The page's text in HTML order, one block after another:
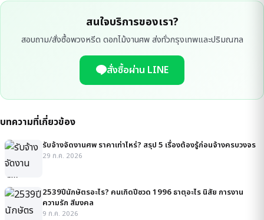
สนใจบริการของเรา?
สอบถาม/สั่งซื้อพวงหรีด ดอกไม้งานศพ ส่งทั่วกรุงเทพและปริมณฑล
สั่งซื้อผ่าน LINE
บทความที่เกี่ยวข้อง
รับจ้างจัดงานศพ ราคาเท่าไหร่? สรุป 5 เรื่องต้องรู้ก่อนจ้างครบวงจร
29 ก.ค. 2026
2539ปีนักษัตรอะไร? คนเกิดปีชวด 1996 ธาตุอะไร นิสัย การงาน
ความรัก สีมงคล
9 ก.ค. 2026